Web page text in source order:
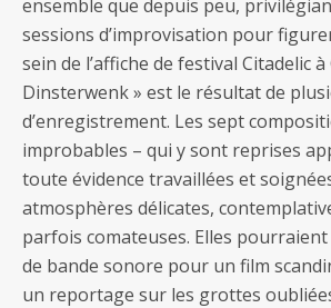
ensemble que depuis peu,
sessions d’improvisation pour
sein de l’affiche de festival Citadelic à
Dinsterwenk » est le résultat de
d’enregistrement. Les sept
improbables – qui y sont reprises
toute évidence travaillées et
atmosphères délicates,
parfois comateuses. Elles
de bande sonore pour un film
un reportage sur les grottes